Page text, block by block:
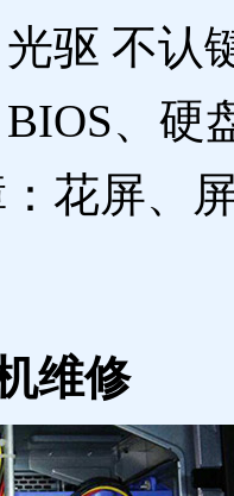
驱 不认
、硬
花屏、
维修